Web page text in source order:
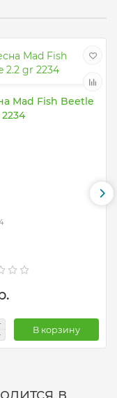
Mad Fish Beetle
В корзину